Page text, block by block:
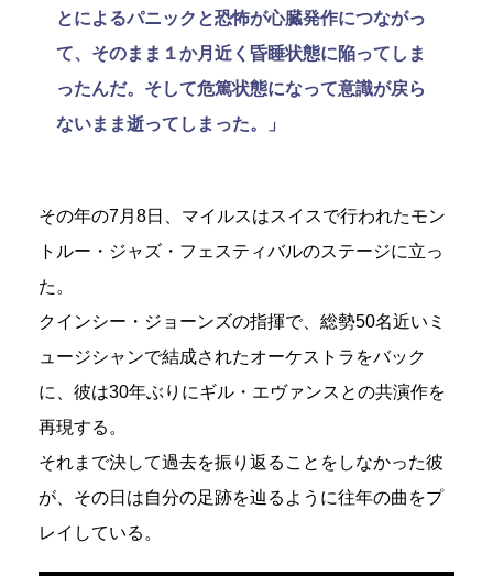
とによるパニックと恐怖が心臓発作につながっ
て、そのまま１か月近く昏睡状態に陥ってしま
ったんだ。そして危篤状態になって意識が戻ら
ないまま逝ってしまった。」
その年の7月8日、マイルスはスイスで行われたモン
トルー・ジャズ・フェスティバルのステージに立っ
た。
クインシー・ジョーンズの指揮で、総勢50名近いミ
ュージシャンで結成されたオーケストラをバック
に、彼は30年ぶりにギル・エヴァンスとの共演作を
再現する。
それまで決して過去を振り返ることをしなかった彼
が、その日は自分の足跡を辿るように往年の曲をプ
レイしている。